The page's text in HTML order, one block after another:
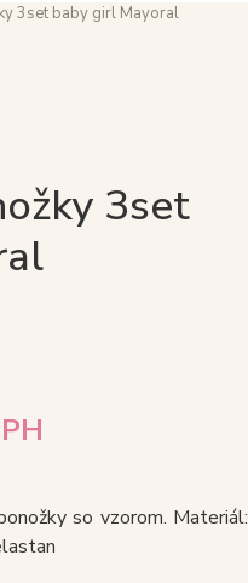
3set baby girl Mayoral
3set
so vzorom. Materiál: